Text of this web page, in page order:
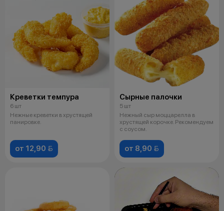
Креветки темпура
6 шт
Нежные креветки в хрустящей
панировке.
от 12,90 
Сырные палочки
5 шт
Нежный сыр моццарелла в
хрустящей корочке. Рекомендуем
с соусом.
от 8,90 